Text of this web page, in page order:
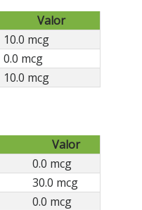
Valor
10.0 mcg
0.0 mcg
10.0 mcg
Valor
0.0 mcg
30.0 mcg
0.0 mcg